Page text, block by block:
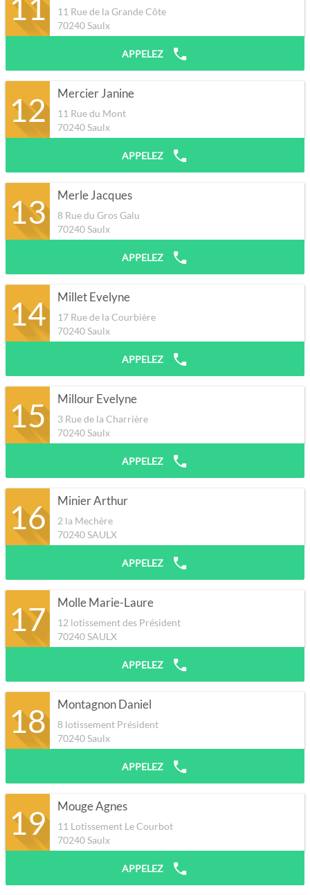
11
11 Rue de la Grande Côte
70240Saulx
APPELEZ
12 Mercier Janine
11 Rue du Mont
70240Saulx
APPELEZ
13 Merle Jacques
8 Rue du Gros Galu
70240Saulx
APPELEZ
14 Millet Evelyne
17 Rue de la Courbière
70240Saulx
APPELEZ
15 Millour Evelyne
3 Rue de la Charrière
70240Saulx
APPELEZ
16 Minier Arthur
2 la Mechère
70240SAULX
APPELEZ
17 Molle Marie-Laure
12 lotissement des Président
70240SAULX
APPELEZ
18 Montagnon Daniel
8 lotissement Président
70240Saulx
APPELEZ
19 Mouge Agnes
11 Lotissement Le Courbot
70240Saulx
APPELEZ